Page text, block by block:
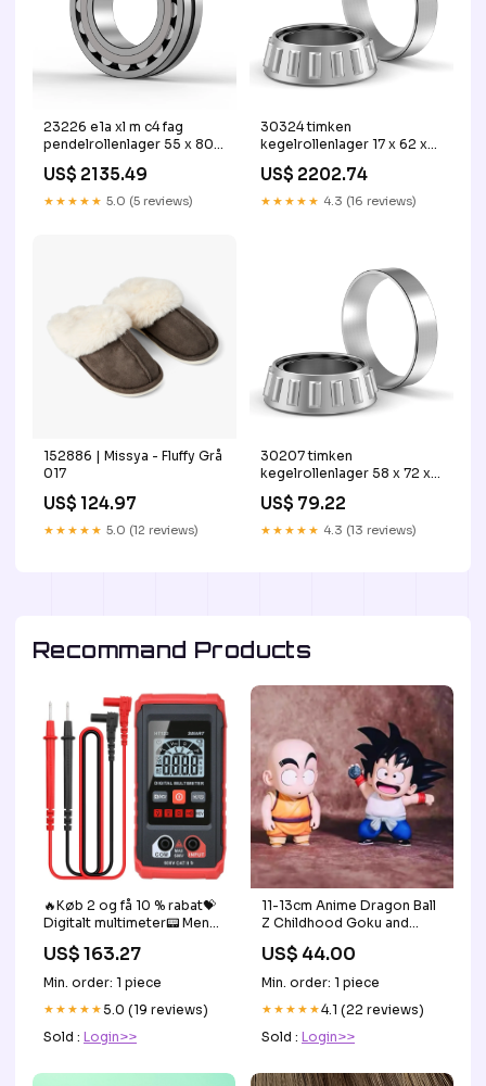
23226 e1a xl m c4 fag
pendelrollenlager 55 x 80 x
US$ 2135.49
★★★★★ 5.0 (5 reviews)
30324 timken
kegelrollenlager 17 x 62 x
US$ 2202.74
★★★★★ 4.3 (16 reviews)
152886 | Missya - Fluffy Grå
017
US$ 124.97
★★★★★ 5.0 (12 reviews)
30207 timken
kegelrollenlager 58 x 72 x
US$ 79.22
★★★★★ 4.3 (13 reviews)
Recommand Products
🔥Køb 2 og få 10 % rabat💝
Digitalt multimeter📟 Men
US$ 163.27
Min. order: 1 piece
★★★★★5.0 (19 reviews)
Sold : Login>>
11-13cm Anime Dragon Ball
Z Childhood Goku and
Action Figures Collectible
Model Toys Gifts
Color:krillin
US$ 44.00
Min. order: 1 piece
★★★★★4.1 (22 reviews)
Sold : Login>>